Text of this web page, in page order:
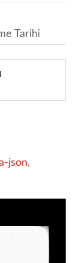
Tarihi
json,